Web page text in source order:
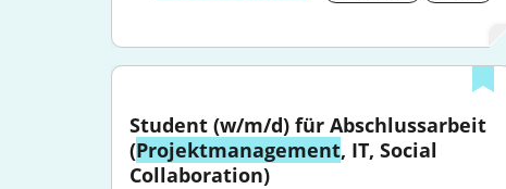
Student (w/m/d) für Abschlussarbeit
(Projektmanagement, IT, Social
Collaboration)